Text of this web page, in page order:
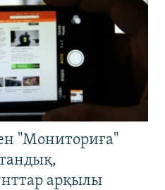
"Мониториға"
арқылы